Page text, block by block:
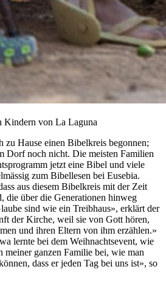
Kindern von La Laguna
zu Hause einen Bibelkreis begonnen;
Dorf noch nicht. Die meisten Familien
jetzt eine Bibel und viele
zum Bibellesen bei Eusebia.
aus diesem Bibelkreis mit der Zeit
die über die Generationen hinweg
sind wie ein Treibhaus», erklärt der
der Kirche, weil sie von Gott hören,
und ihren Eltern von ihm erzählen.»
lernte bei dem Weihnachtsevent, wie
meiner ganzen Familie bei, wie man
dass er jeden Tag bei uns ist», so